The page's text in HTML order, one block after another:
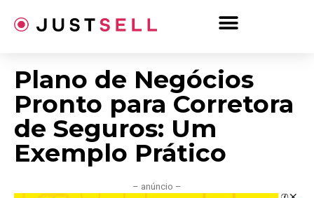
para
Plano de Negócios
Pronto para Corretora
de Seguros: Um
Exemplo Prático
– anúncio –